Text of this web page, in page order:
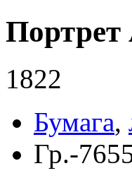
1822
Бумага,
Гр.-